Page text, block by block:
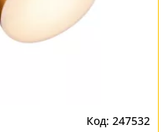
247532